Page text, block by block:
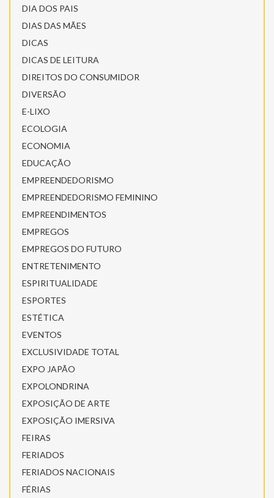
DIA DOS PAIS
DIAS DAS MÃES
DICAS
DICAS DE LEITURA
DIREITOS DO CONSUMIDOR
DIVERSÃO
E-LIXO
ECOLOGIA
ECONOMIA
EDUCAÇÃO
EMPREENDEDORISMO
EMPREENDEDORISMO FEMININO
EMPREENDIMENTOS
EMPREGOS
EMPREGOS DO FUTURO
ENTRETENIMENTO
ESPIRITUALIDADE
ESPORTES
ESTÉTICA
EVENTOS
EXCLUSIVIDADE TOTAL
EXPO JAPÃO
EXPOLONDRINA
EXPOSIÇÃO DE ARTE
EXPOSIÇÃO IMERSIVA
FEIRAS
FERIADOS
FERIADOS NACIONAIS
FÉRIAS